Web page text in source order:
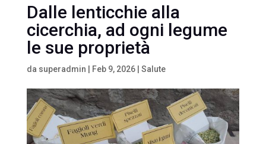
Dalle lenticchie alla
cicerchia, ad ogni legume
le sue proprietà
da superadmin Feb 9, 2026| Salute